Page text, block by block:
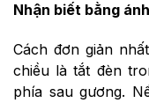
Nhận biết bằng
Cách đơn giản
chiều là tắt đèn
phía sau gương.